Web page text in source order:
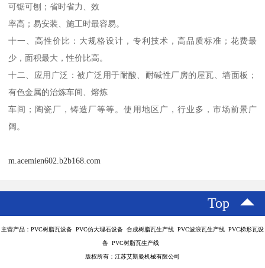
可锯可刨；省时省力、效
率高；易安装、施工时最容易。
十一、高性价比：大规格设计，专利技术，高品质标准；花费最
少，面积最大，性价比高。
十二、应用广泛：被广泛用于耐酸、耐碱性厂房的屋瓦、墙面板；
有色金属的治炼车间、熔炼
车间；陶瓷厂，铸造厂等等。使用地区广，行业多，市场前景广
m.acemien602.b2b168.com
Top
主营产品：PVC树脂瓦设备 PVC仿大理石设备 合成树脂瓦生产线 PVC波浪瓦生产线 PVC梯形瓦设
备 PVC树脂瓦生产线
版权所有：江苏艾斯曼机械有限公司